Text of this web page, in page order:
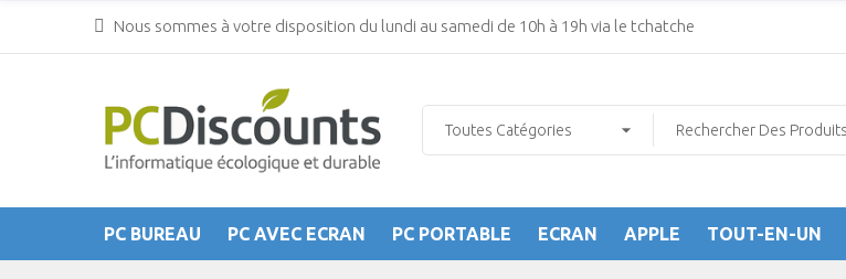
Nous sommes à votre disposition du lundi au samedi de 10h à 19h via le tchatche
PC BUREAU PC AVEC ECRAN PC PORTABLE ECRAN APPLE TOUT-EN-UN